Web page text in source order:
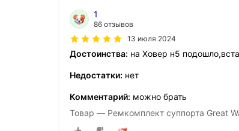
1
86 отзывов
13 июля 2024
Достоинства: на Ховер н5
Недостатки: нет
Комментарий: можно брать
Товар — Ремкомплект суппорта Great